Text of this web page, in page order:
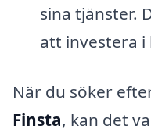
sina tjänster.
att investera i
När du söker
Finsta, kan det